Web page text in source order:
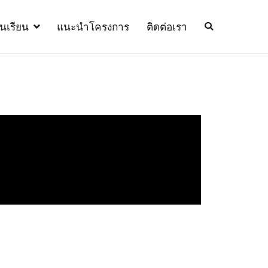
เรียน แนะนำโครงการ ติดต่อเรา